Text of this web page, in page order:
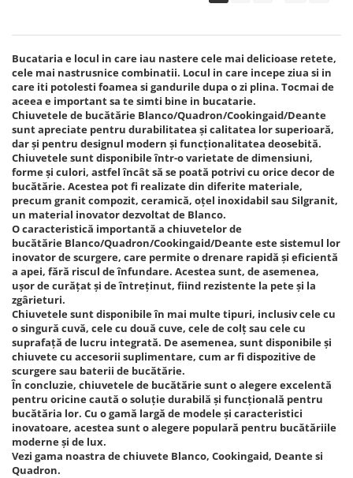
Bucataria e locul in care iau nastere cele mai delicioase retete,
cele mai nastrusnice combinatii. Locul in care incepe ziua si in
care iti potolesti foamea si gandurile dupa o zi plina. Tocmai de
aceea e important sa te simti bine in bucatarie.
Chiuvetele de bucătărie Blanco/Quadron/Cookingaid/Deante
sunt apreciate pentru durabilitatea și calitatea lor superioară,
dar și pentru designul modern și funcționalitatea deosebită.
Chiuvetele sunt disponibile într-o varietate de dimensiuni,
forme și culori, astfel încât să se poată potrivi cu orice decor de
bucătărie. Acestea pot fi realizate din diferite materiale,
precum granit compozit, ceramică, oțel inoxidabil sau Silgranit,
un material inovator dezvoltat de Blanco.
O caracteristică importantă a chiuvetelor de
bucătărie Blanco/Quadron/Cookingaid/Deante este sistemul lor
inovator de scurgere, care permite o drenare rapidă și eficientă
a apei, fără riscul de înfundare. Acestea sunt, de asemenea,
ușor de curățat și de întreținut, fiind rezistente la pete și la
zgârieturi.
Chiuvetele sunt disponibile în mai multe tipuri, inclusiv cele cu
o singură cuvă, cele cu două cuve, cele de colț sau cele cu
suprafață de lucru integrată. De asemenea, sunt disponibile și
chiuvete cu accesorii suplimentare, cum ar fi dispozitive de
scurgere sau baterii de bucătărie.
În concluzie, chiuvetele de bucătărie sunt o alegere excelentă
pentru oricine caută o soluție durabilă și funcțională pentru
bucătăria lor. Cu o gamă largă de modele și caracteristici
inovatoare, acestea sunt o alegere populară pentru bucătăriile
moderne și de lux.
Vezi gama noastra de chiuvete Blanco, Cookingaid, Deante si
Quadron.